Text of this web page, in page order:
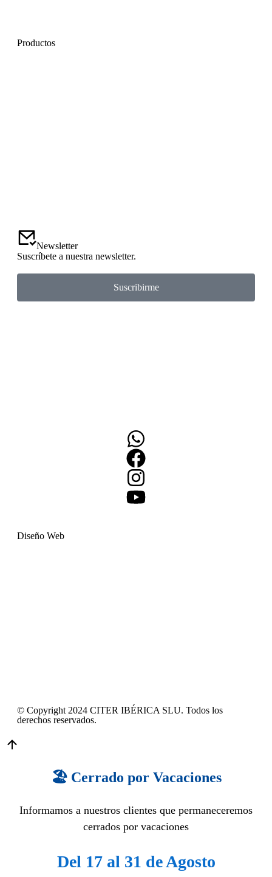
Productos
Newsletter
Suscríbete a nuestra newsletter.
Suscribirme
© Copyright 2024 CITER IBÉRICA SLU. Todos los
derechos reservados.
Diseño Web
🏖️ Cerrado por Vacaciones
Informamos a nuestros clientes que permaneceremos
cerrados por vacaciones
Del 17 al 31 de Agosto